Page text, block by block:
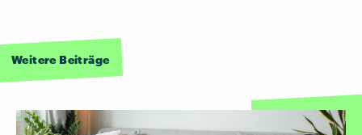
Weitere Beiträge